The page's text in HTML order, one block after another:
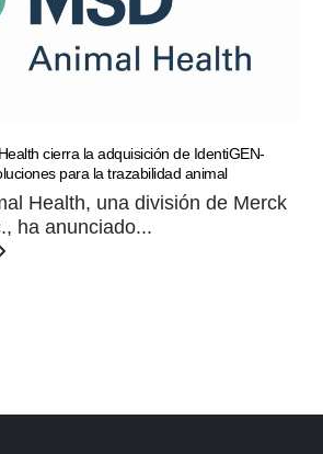
cierra la adquisición de IdentiGEN-
para la trazabilidad animal
Health, una división de Merck
ha anunciado...